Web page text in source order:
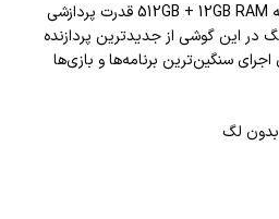
یکی از مهم‌ترین مزایای نسخه 512GB + 12GB RAM قدرت پردازشی
در این گوشی از جدیدترین پردازنده
اجرای سنگین‌ترین برنامه‌ها و بازی‌ها
بدون لگ